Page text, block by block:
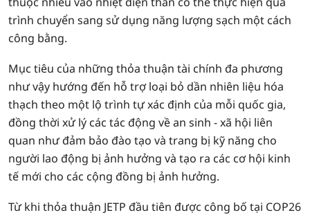
trình chuyển sang sử dụng năng lượng sạch một cách
công bằng.
Mục tiêu của những thỏa thuận tài chính đa phương
như vậy hướng đến hỗ trợ loại bỏ dần nhiên liệu hóa
thạch theo một lộ trình tự xác định của mỗi quốc gia,
đồng thời xử lý các tác động về an sinh - xã hội liên
quan như đảm bảo đào tạo và trang bị kỹ năng cho
người lao động bị ảnh hưởng và tạo ra các cơ hội kinh
tế mới cho các cộng đồng bị ảnh hưởng.
Từ khi thỏa thuận JETP đầu tiên được công bố tại COP26